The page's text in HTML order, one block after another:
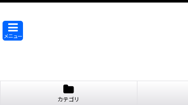
メニュー
カテゴリ